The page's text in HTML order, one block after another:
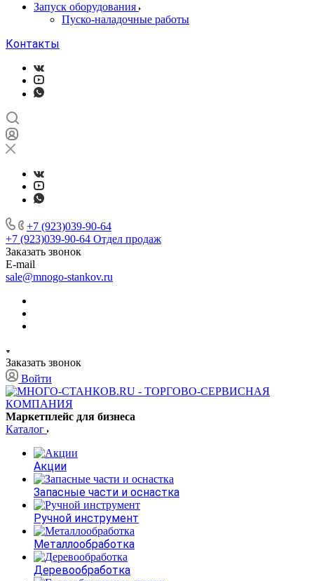
Запуск оборудования
Пуско-наладочные работы
Контакты
+7 (923)039-90-64
+7 (923)039-90-64 Отдел продаж
Заказать звонок
E-mail
sale@mnogo-stankov.ru
Заказать звонок
Войти
Маркетплейс для бизнеса
Каталог
Акции
Запасные части и оснастка
Ручной инструмент
Металлообработка
Деревообработка